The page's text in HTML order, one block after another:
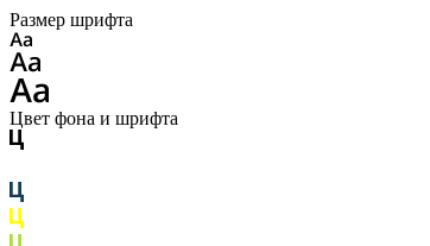
Размер шрифта
Цвет фона и шрифта